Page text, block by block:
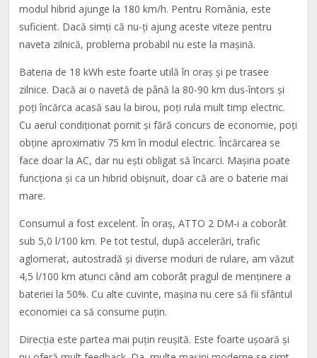
modul hibrid ajunge la 180 km/h. Pentru România, este
suficient. Dacă simți că nu-ți ajung aceste viteze pentru
naveta zilnică, problema probabil nu este la mașină.
Bateria de 18 kWh este foarte utilă în oraș și pe trasee
zilnice. Dacă ai o navetă de până la 80-90 km dus-întors și
poți încărca acasă sau la birou, poți rula mult timp electric.
Cu aerul condiționat pornit și fără concurs de economie, poți
obține aproximativ 75 km în modul electric. Încărcarea se
face doar la AC, dar nu ești obligat să încarci. Mașina poate
funcționa și ca un hibrid obișnuit, doar că are o baterie mai
mare.
Consumul a fost excelent. În oraș, ATTO 2 DM-i a coborât
sub 5,0 l/100 km. Pe tot testul, după accelerări, trafic
aglomerat, autostradă și diverse moduri de rulare, am văzut
4,5 l/100 km atunci când am coborât pragul de menținere a
bateriei la 50%. Cu alte cuvinte, mașina nu cere să fii sfântul
economiei ca să consume puțin.
Direcția este partea mai puțin reușită. Este foarte ușoară și